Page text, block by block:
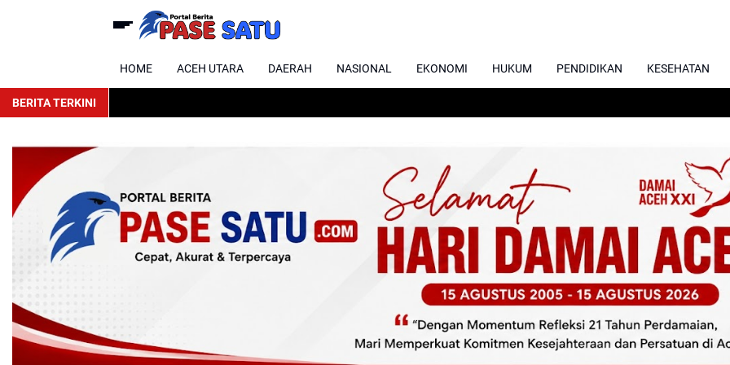
HOME ACEH UTARA DAERAH NASIONAL EKONOMI HUKUM PENDIDIKAN KESEHATAN
BERITA TERKINI